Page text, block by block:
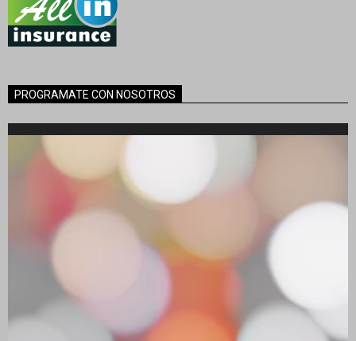
PROGRAMATE CON NOSOTROS
Reproductor